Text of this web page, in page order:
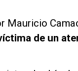
Mauricio
de un